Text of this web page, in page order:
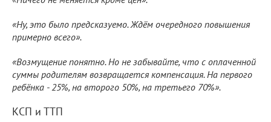
«Ну, это было предсказуемо. Ждём очередного повышения
примерно всего».
«Возмущение понятно. Но не забывайте, что с оплаченной
суммы родителям возвращается компенсация. На первого
ребёнка - 25%, на второго 50%, на третьего 70%».
КСП и ТТП